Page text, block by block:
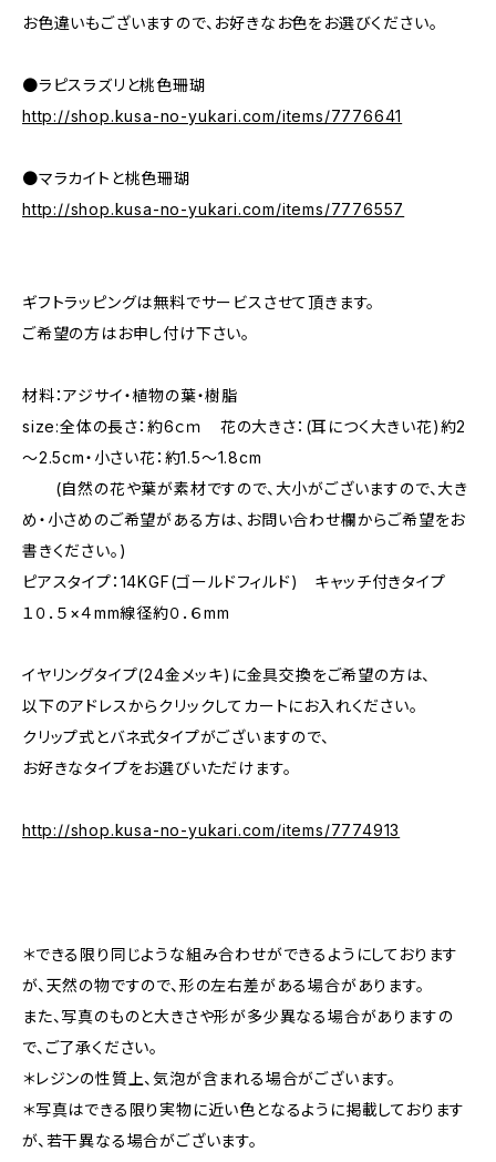
お色違いもございますので、お好きなお色をお選びください。
●ラピスラズリと桃色珊瑚
http://shop.kusa-no-yukari.com/items/7776641
●マラカイトと桃色珊瑚
http://shop.kusa-no-yukari.com/items/7776557
ギフトラッピングは無料でサービスさせて頂きます。
ご希望の方はお申し付け下さい。
材料：アジサイ・植物の葉・樹脂
size:全体の長さ：約6ｃｍ 花の大きさ：(耳につく大きい花)約2
～2.5cm・小さい花：約1.5～1.8cm
(自然の花や葉が素材ですので、大小がございますので、大き
め・小さめのご希望がある方は、お問い合わせ欄からご希望をお
書きください。)
ピアスタイプ：14KGF(ゴールドフィルド) キャッチ付きタイプ
１０．５×４mm線径約０．６mm
イヤリングタイプ(24金メッキ)に金具交換をご希望の方は、
以下のアドレスからクリックしてカートにお入れください。
クリップ式とバネ式タイプがございますので、
お好きなタイプをお選びいただけます。
http://shop.kusa-no-yukari.com/items/7774913
＊できる限り同じような組み合わせができるようにしております
が、天然の物ですので、形の左右差がある場合があります。
また、写真のものと大きさや形が多少異なる場合がありますの
で、ご了承ください。
＊レジンの性質上、気泡が含まれる場合がございます。
＊写真はできる限り実物に近い色となるように掲載しております
が、若干異なる場合がございます。